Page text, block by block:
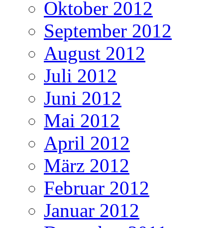
Oktober 2012
September 2012
August 2012
Juli 2012
Juni 2012
Mai 2012
April 2012
März 2012
Februar 2012
Januar 2012